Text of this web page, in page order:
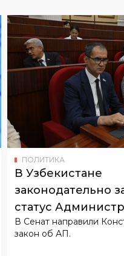
В Узбекистане
законодательно
статус
Президента
В Сенат направили